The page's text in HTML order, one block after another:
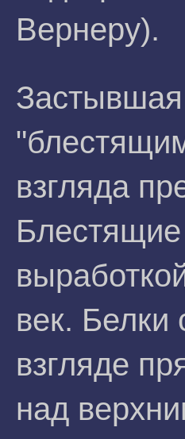
Вернеру).
взгляда
век. Белки
взгляде
над